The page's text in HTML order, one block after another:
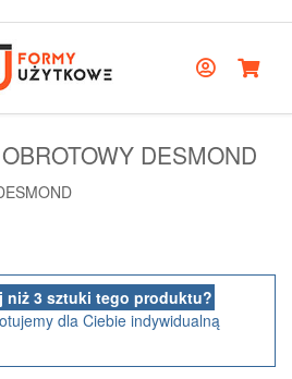
DESMOND
niż 3 sztuki tego produktu?
dla Ciebie indywidualną